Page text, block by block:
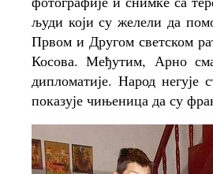
људи који су желели да
Првом и Другом светском
Косова. Међутим, Арно
дипломатије. Народ негује
показује чињеница да су